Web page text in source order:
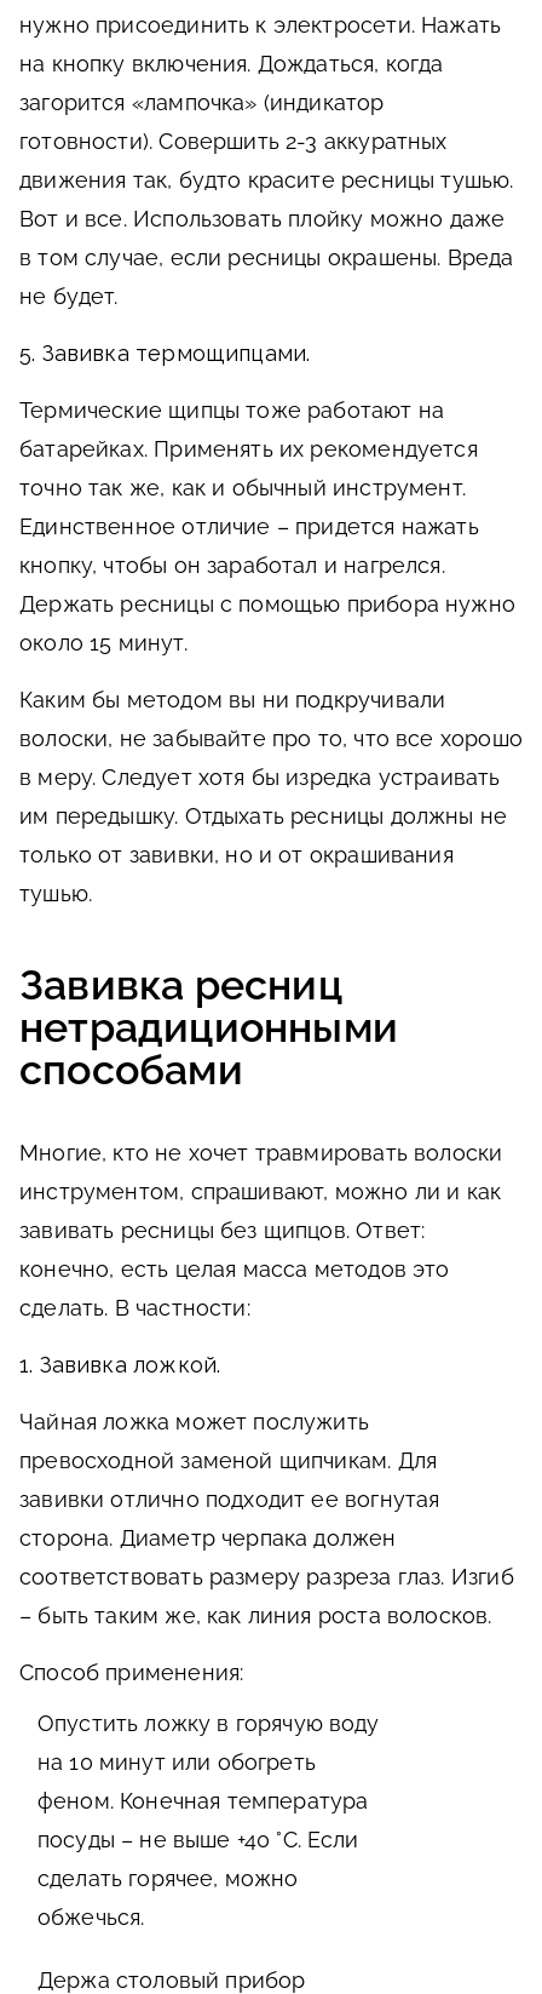
нужно присоединить к электросети. Нажать
на кнопку включения. Дождаться, когда
загорится «лампочка» (индикатор
готовности). Совершить 2-3 аккуратных
движения так, будто красите ресницы тушью.
Вот и все. Использовать плойку можно даже
в том случае, если ресницы окрашены. Вреда
не будет.
5. Завивка термощипцами.
Термические щипцы тоже работают на
батарейках. Применять их рекомендуется
точно так же, как и обычный инструмент.
Единственное отличие – придется нажать
кнопку, чтобы он заработал и нагрелся.
Держать ресницы с помощью прибора нужно
около 15 минут.
Каким бы методом вы ни подкручивали
волоски, не забывайте про то, что все хорошо
в меру. Следует хотя бы изредка устраивать
им передышку. Отдыхать ресницы должны не
только от завивки, но и от окрашивания
тушью.
Завивка ресниц
нетрадиционными
способами
Многие, кто не хочет травмировать волоски
инструментом, спрашивают, можно ли и как
завивать ресницы без щипцов. Ответ:
конечно, есть целая масса методов это
сделать. В частности:
1. Завивка ложкой.
Чайная ложка может послужить
превосходной заменой щипчикам. Для
завивки отлично подходит ее вогнутая
сторона. Диаметр черпака должен
соответствовать размеру разреза глаз. Изгиб
– быть таким же, как линия роста волосков.
Способ применения:
Опустить ложку в горячую воду
на 10 минут или обогреть
феном. Конечная температура
посуды – не выше +40 °С. Если
сделать горячее, можно
обжечься.
Держа столовый прибор